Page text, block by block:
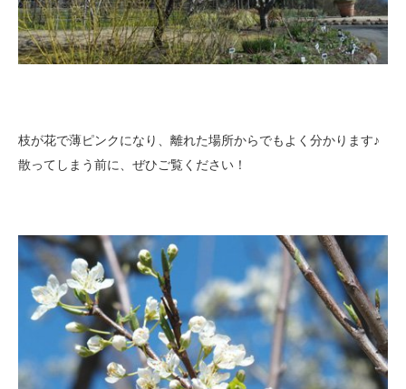
枝が花で薄ピンクになり、離れた場所からでもよく分かります♪
散ってしまう前に、ぜひご覧ください！